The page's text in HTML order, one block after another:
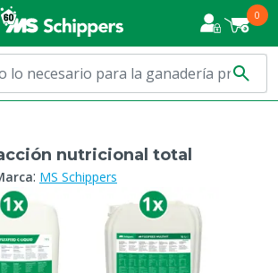
0
nutricional total
: MS Schippers